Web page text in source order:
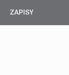
ZAPISY